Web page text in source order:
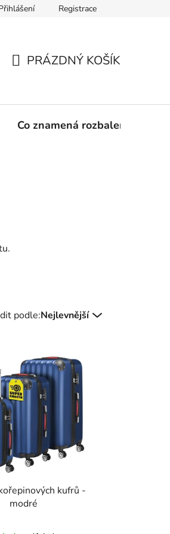
Registrace
KOŠÍK
PRÁZDNÝ KOŠÍK
Co znamená rozbalené zboží?
podle:Nejlevnější
kufrů -
modré